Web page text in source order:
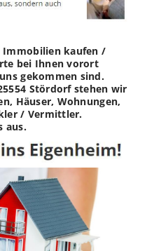
Immobilien kaufen /
bei Ihnen vorort
gekommen sind.
Stördorf stehen wir
Häuser, Wohnungen,
/ Vermittler.
aus.